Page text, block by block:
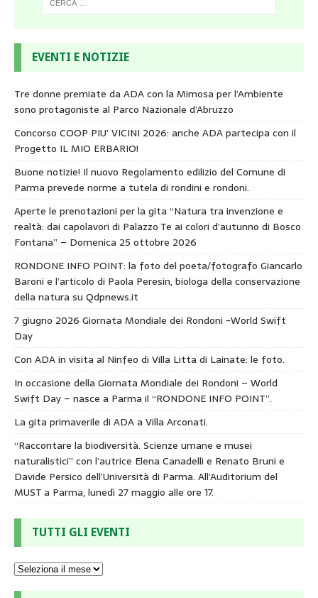
EVENTI E NOTIZIE
Tre donne premiate da ADA con la Mimosa per l’Ambiente
sono protagoniste al Parco Nazionale d’Abruzzo
Concorso COOP PIU’ VICINI 2026: anche ADA partecipa con il
Progetto IL MIO ERBARIO!
Buone notizie! Il nuovo Regolamento edilizio del Comune di
Parma prevede norme a tutela di rondini e rondoni.
Aperte le prenotazioni per la gita “Natura tra invenzione e
realtà: dai capolavori di Palazzo Te ai colori d’autunno di Bosco
Fontana” – Domenica 25 ottobre 2026
RONDONE INFO POINT: la foto del poeta/fotografo Giancarlo
Baroni e l’articolo di Paola Peresin, biologa della conservazione
della natura su Qdpnews.it
7 giugno 2026 Giornata Mondiale dei Rondoni -World Swift
Day
Con ADA in visita al Ninfeo di Villa Litta di Lainate: le foto.
In occasione della Giornata Mondiale dei Rondoni – World
Swift Day – nasce a Parma il “RONDONE INFO POINT”.
La gita primaverile di ADA a Villa Arconati.
“Raccontare la biodiversità. Scienze umane e musei
naturalistici” con l’autrice Elena Canadelli e Renato Bruni e
Davide Persico dell’Università di Parma. All’Auditorium del
MUST a Parma, lunedì 27 maggio alle ore 17.
TUTTI GLI EVENTI